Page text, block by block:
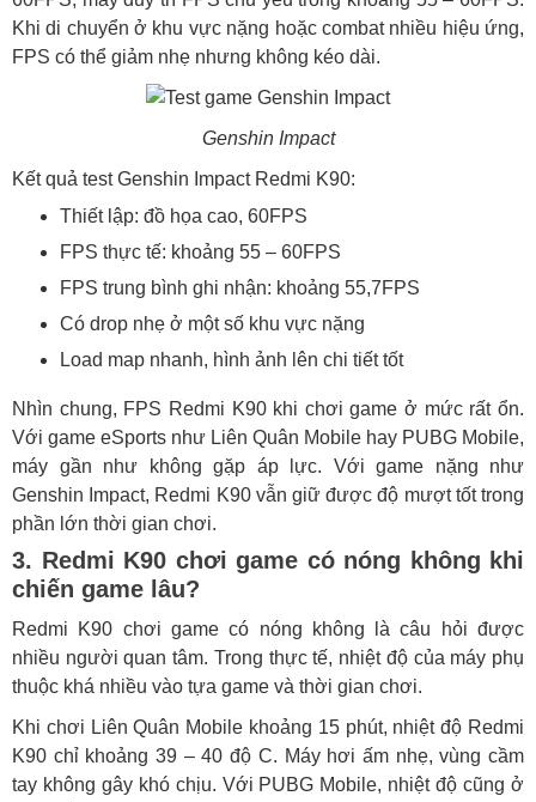
Khi di chuyển ở khu vực nặng hoặc combat nhiều hiệu ứng,
FPS có thể giảm nhẹ nhưng không kéo dài.
Genshin Impact
Kết quả test Genshin Impact Redmi K90:
Thiết lập: đồ họa cao, 60FPS
FPS thực tế: khoảng 55 – 60FPS
FPS trung bình ghi nhận: khoảng 55,7FPS
Có drop nhẹ ở một số khu vực nặng
Load map nhanh, hình ảnh lên chi tiết tốt
Nhìn chung, FPS Redmi K90 khi chơi game ở mức rất ổn.
Với game eSports như Liên Quân Mobile hay PUBG Mobile,
máy gần như không gặp áp lực. Với game nặng như
Genshin Impact, Redmi K90 vẫn giữ được độ mượt tốt trong
phần lớn thời gian chơi.
3. Redmi K90 chơi game có nóng không khi
chiến game lâu?
Redmi K90 chơi game có nóng không là câu hỏi được
nhiều người quan tâm. Trong thực tế, nhiệt độ của máy phụ
thuộc khá nhiều vào tựa game và thời gian chơi.
Khi chơi Liên Quân Mobile khoảng 15 phút, nhiệt độ Redmi
K90 chỉ khoảng 39 – 40 độ C. Máy hơi ấm nhẹ, vùng cầm
tay không gây khó chịu. Với PUBG Mobile, nhiệt độ cũng ở